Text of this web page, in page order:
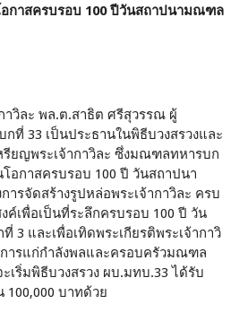
อกาสครบรอบ 100 ปีวันสถาปนามณฑล
าวิละ พล.ต.สาธิต ศรีสุวรรณ ผู้
33 เป็นประธานในพิธีบวงสรวงและ
รียญพระเจ้ากาวิละ ซึ่งมณฑลทหารบก
โอกาสครบรอบ 100 ปี วันสถาปนา
รจัดสร้างรูปหล่อพระเจ้ากาวิละ ครบ
ค์เพื่อเป็นที่ระลึกครบรอบ 100 ปี วัน
และเพื่อเทิดพระเกียรติพระเจ้ากาวิ
การแก่กำลังพลและครอบครัวมณฑล
เริ่มพิธีบวงสรวง ผบ.มทบ.33 ได้รับ
บาทด้วย